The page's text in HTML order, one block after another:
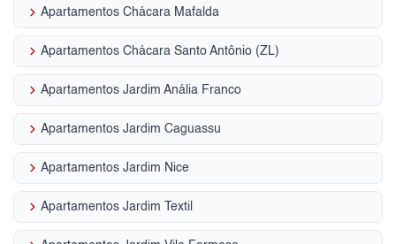
keyboard_arrow_right Apartamentos Chácara Mafalda
keyboard_arrow_right Apartamentos Chácara Santo Antônio (ZL)
keyboard_arrow_right Apartamentos Jardim Anália Franco
keyboard_arrow_right Apartamentos Jardim Caguassu
keyboard_arrow_right Apartamentos Jardim Nice
keyboard_arrow_right Apartamentos Jardim Textil